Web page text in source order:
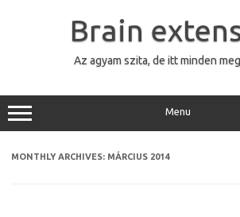
Brain
Az agyam szita, de itt minden
Menu
MONTHLY ARCHIVES: MÁRCIUS 2014